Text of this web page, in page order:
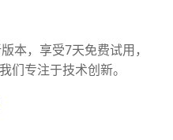
本，享受7天免费试用，
们专注于技术创新。